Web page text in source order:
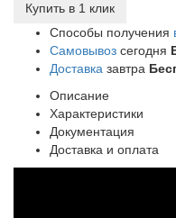
Купить в 1 клик
Способы получения
Самовывоз сегодня
Доставка завтра
Описание
Характеристики
Документация
Доставка и оплата